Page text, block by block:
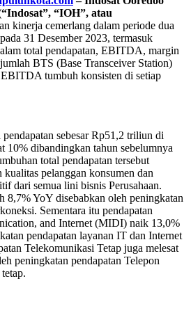
“IOH”, atau
kinerja cemerlang dalam periode dua
31 Desember 2023, termasuk
total pendapatan, EBITDA, margin
BTS (Base Transceiver Station)
tumbuh konsisten di setiap
sebesar Rp51,2 triliun di
10% dibandingkan tahun sebelumnya
total pendapatan tersebut
pelanggan konsumen dan
dari semua lini bisnis Perusahaan.
8,7% YoY disebabkan oleh peningkatan
Sementara itu pendapatan
and Internet (MIDI) naik 13,0%
pendapatan layanan IT dan Internet
Telekomunikasi Tetap juga melesat
peningkatan pendapatan Telepon